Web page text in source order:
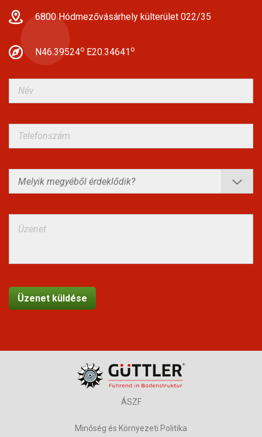
6800 Hódmezővásárhely külterület 022/35
N46.39524o E20.34641 o
ÁSZF
Minőség és Környezeti Politika